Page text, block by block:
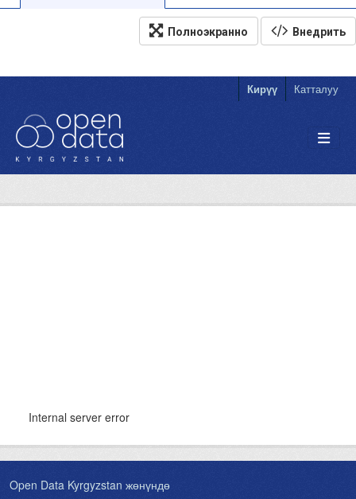
Полноэкранно Внедрить